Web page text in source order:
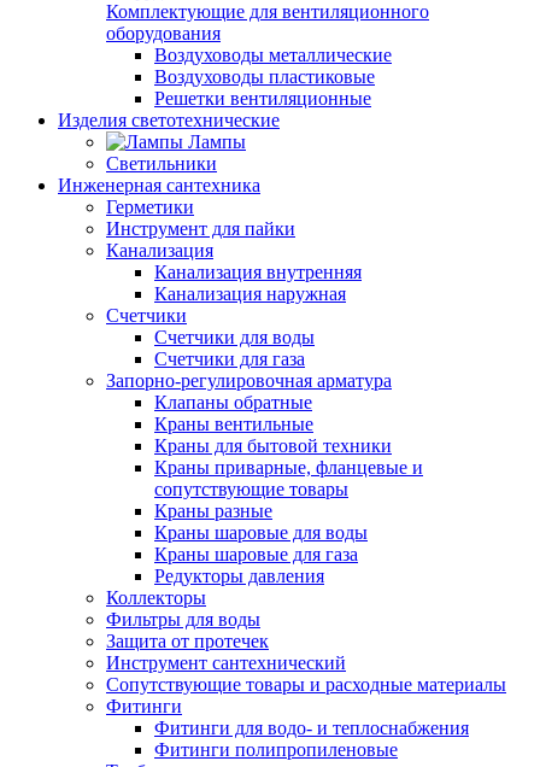
Комплектующие для вентиляционного
оборудования
Воздуховоды металлические
Воздуховоды пластиковые
Решетки вентиляционные
Изделия светотехнические
Лампы
Светильники
Инженерная сантехника
Герметики
Инструмент для пайки
Канализация
Канализация внутренняя
Канализация наружная
Счетчики
Счетчики для воды
Счетчики для газа
Запорно-регулировочная арматура
Клапаны обратные
Краны вентильные
Краны для бытовой техники
Краны приварные, фланцевые и
сопутствующие товары
Краны разные
Краны шаровые для воды
Краны шаровые для газа
Редукторы давления
Коллекторы
Фильтры для воды
Защита от протечек
Инструмент сантехнический
Сопутствующие товары и расходные материалы
Фитинги
Фитинги для водо- и теплоснабжения
Фитинги полипропиленовые